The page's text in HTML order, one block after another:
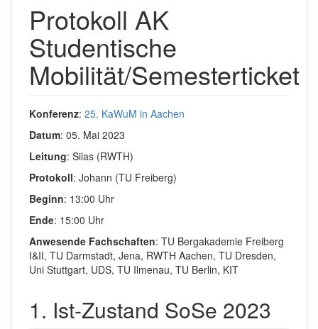
Protokoll AK
Studentische
Mobilität/Semesterticket
Konferenz: 25. KaWuM in Aachen
Datum: 05. Mai 2023
Leitung: Silas (RWTH)
Protokoll: Johann (TU Freiberg)
Beginn: 13:00 Uhr
Ende: 15:00 Uhr
Anwesende Fachschaften: TU Bergakademie Freiberg
I&II, TU Darmstadt, Jena, RWTH Aachen, TU Dresden,
Uni Stuttgart, UDS, TU Ilmenau, TU Berlin, KIT
1. Ist-Zustand SoSe 2023